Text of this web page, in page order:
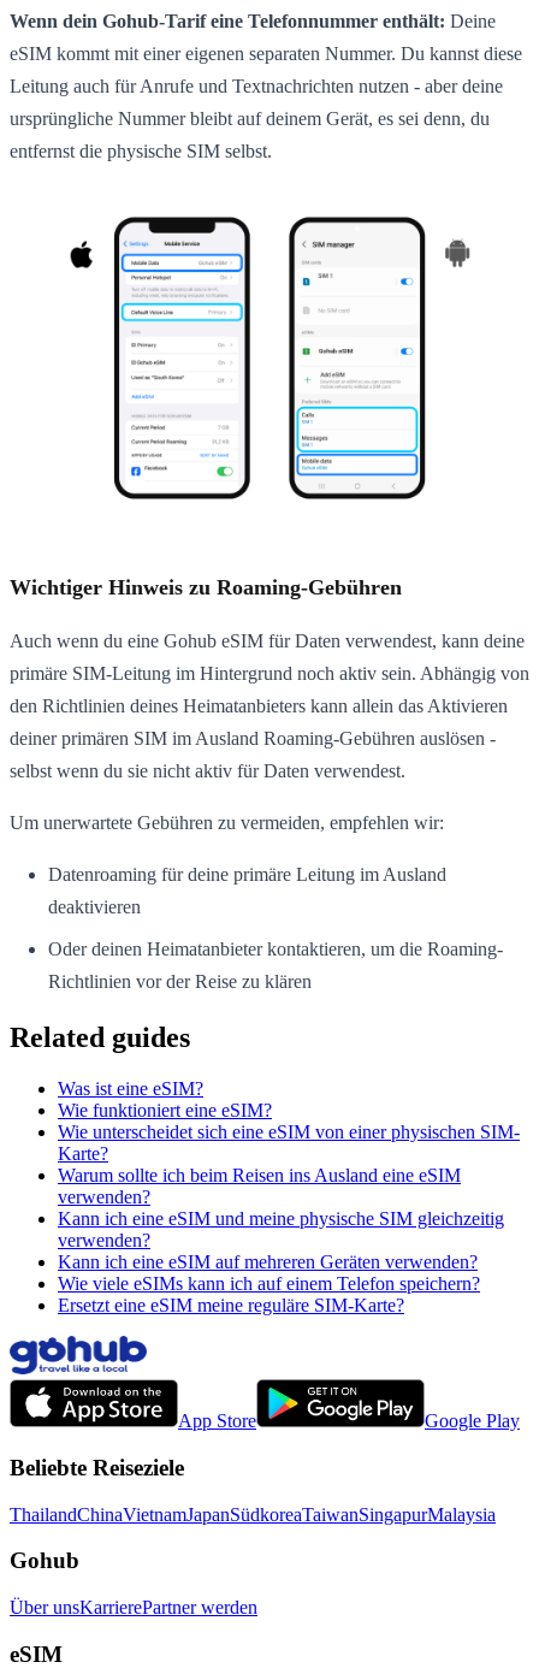
Wenn dein Gohub-Tarif eine Telefonnummer enthält: Deine
eSIM kommt mit einer eigenen separaten Nummer. Du kannst diese
Leitung auch für Anrufe und Textnachrichten nutzen - aber deine
ursprüngliche Nummer bleibt auf deinem Gerät, es sei denn, du
entfernst die physische SIM selbst.
Wichtiger Hinweis zu Roaming-Gebühren
Auch wenn du eine Gohub eSIM für Daten verwendest, kann deine
primäre SIM-Leitung im Hintergrund noch aktiv sein. Abhängig von
den Richtlinien deines Heimatanbieters kann allein das Aktivieren
deiner primären SIM im Ausland Roaming-Gebühren auslösen -
selbst wenn du sie nicht aktiv für Daten verwendest.
Um unerwartete Gebühren zu vermeiden, empfehlen wir:
Datenroaming für deine primäre Leitung im Ausland
deaktivieren
Oder deinen Heimatanbieter kontaktieren, um die Roaming-
Richtlinien vor der Reise zu klären
Related guides
Was ist eine eSIM?
Wie funktioniert eine eSIM?
Wie unterscheidet sich eine eSIM von einer physischen SIM-
Karte?
Warum sollte ich beim Reisen ins Ausland eine eSIM
verwenden?
Kann ich eine eSIM und meine physische SIM gleichzeitig
verwenden?
Kann ich eine eSIM auf mehreren Geräten verwenden?
Wie viele eSIMs kann ich auf einem Telefon speichern?
Ersetzt eine eSIM meine reguläre SIM-Karte?
App Store Google Play
Beliebte Reiseziele
ThailandChinaVietnamJapanSüdkoreaTaiwanSingapurMalaysia
Gohub
Über unsKarrierePartner werden
eSIM